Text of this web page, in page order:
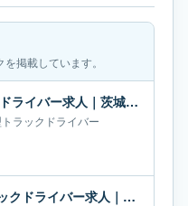
掲載しています。
MDL株式会社の大型トラックドライバー求人｜茨城県石岡市｜月給66万円
ラックドライバー
日本運輸株式会社の大型トラックドライバー求人｜群馬県伊勢崎市｜月給67万-68万円